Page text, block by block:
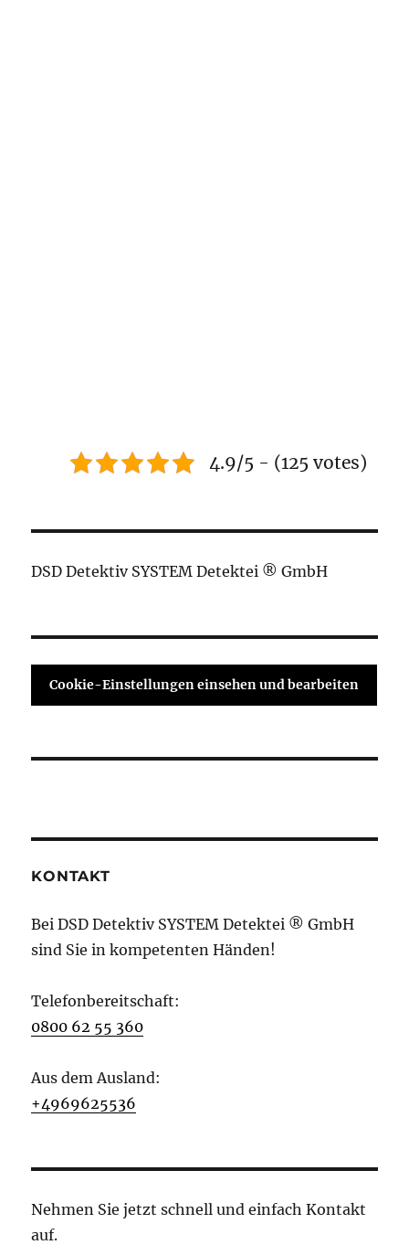
4.9/5 - (125 votes)
DSD Detektiv SYSTEM Detektei ® GmbH
Cookie-Einstellungen einsehen und bearbeiten
KONTAKT
Bei DSD Detektiv SYSTEM Detektei ® GmbH
sind Sie in kompetenten Händen!
Telefonbereitschaft:
0800 62 55 360
Aus dem Ausland:
+4969625536
Nehmen Sie jetzt schnell und einfach Kontakt
auf.